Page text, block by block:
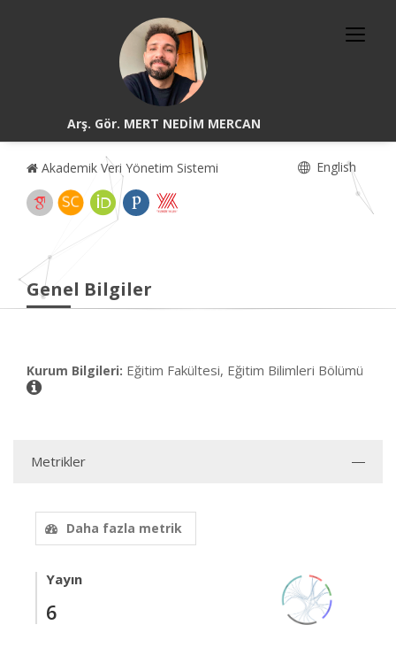
Arş. Gör. MERT NEDİM MERCAN
Akademik Veri Yönetim Sistemi English
Genel Bilgiler
Kurum Bilgileri: Eğitim Fakültesi, Eğitim Bilimleri Bölümü
Metrikler
Daha fazla metrik
Yayın
6